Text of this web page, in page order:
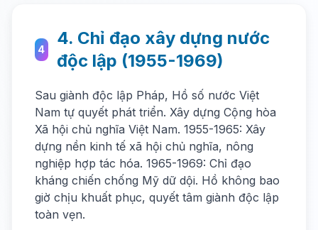
4
4. Chỉ đạo xây dựng nước
độc lập (1955-1969)
Sau giành độc lập Pháp, Hồ số nước Việt
Nam tự quyết phát triển. Xây dựng Cộng hòa
Xã hội chủ nghĩa Việt Nam. 1955-1965: Xây
dựng nền kinh tế xã hội chủ nghĩa, nông
nghiệp hợp tác hóa. 1965-1969: Chỉ đạo
kháng chiến chống Mỹ dữ dội. Hồ không bao
giờ chịu khuất phục, quyết tâm giành độc lập
toàn vẹn.